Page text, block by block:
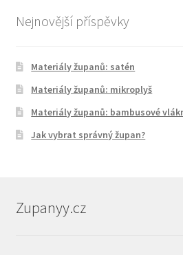
Nejnovější příspěvky
Materiály županů: satén
Materiály županů: mikroplyš
Materiály županů: bambusové
Jak vybrat správný župan?
Zupanyy.cz